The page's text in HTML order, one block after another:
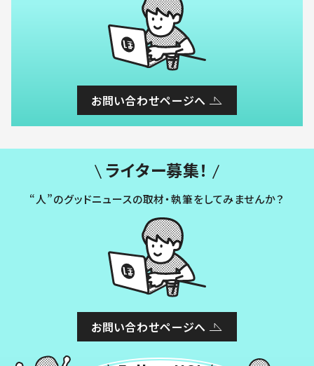
お問い合わせページへ
ライター募集！
“人”のグッドニュースの取材・執筆をしてみませんか？
お問い合わせページへ